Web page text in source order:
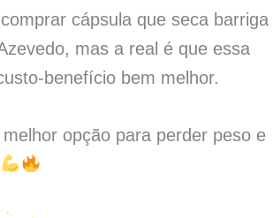
cápsula que seca barriga
mas a real é que essa
benefício bem melhor.
opção para perder peso e